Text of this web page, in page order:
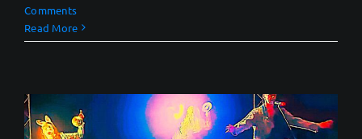
Comments
Read More